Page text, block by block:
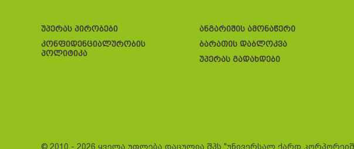
უპერას პირობები
კონფიდენციალურობის
პოლიტიკა
ანგარიშის ამონაწერი
ბარათის დაბლოკვა
უპერას გადახდები
© 2010 - 2026 ყველა უფლება დაცულია შპს "უნივერსალ ქარდ